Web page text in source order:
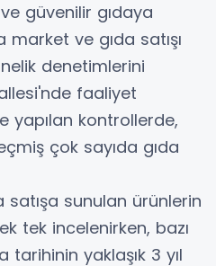
güvenilir gıdaya
ve gıda satışı
denetimlerini
faaliyet
yapılan kontrollerde,
çok sayıda gıda
sunulan ürünlerin
tek incelenirken, bazı
yaklaşık 3 yıl